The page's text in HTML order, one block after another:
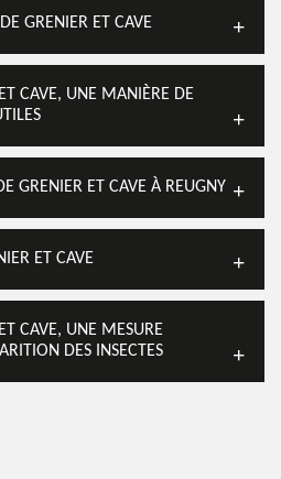
GRENIER ET CAVE
CAVE, UNE MANIÈRE DE
GRENIER ET CAVE À REUGNY
ET CAVE
CAVE, UNE MESURE
DES INSECTES